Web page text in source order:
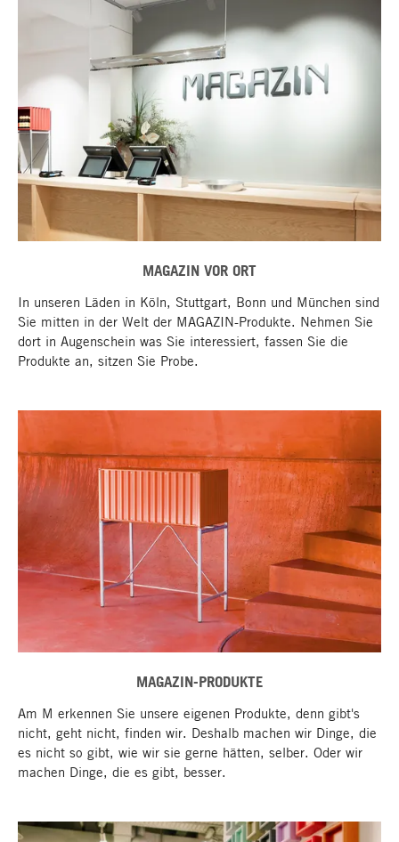
MAGAZIN VOR ORT
In unseren Läden in Köln, Stuttgart, Bonn und München sind
Sie mitten in der Welt der MAGAZIN-Produkte. Nehmen Sie
dort in Augenschein was Sie interessiert, fassen Sie die
Produkte an, sitzen Sie Probe.
MAGAZIN-PRODUKTE
Am M erkennen Sie unsere eigenen Produkte, denn gibt's
nicht, geht nicht, finden wir. Deshalb machen wir Dinge, die
es nicht so gibt, wie wir sie gerne hätten, selber. Oder wir
machen Dinge, die es gibt, besser.